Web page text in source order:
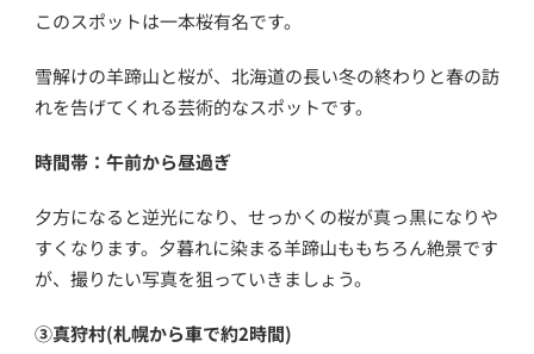
このスポットは一本桜有名です。
雪解けの羊蹄山と桜が、北海道の長い冬の終わりと春の訪
れを告げてくれる芸術的なスポットです。
時間帯：午前から昼過ぎ
夕方になると逆光になり、せっかくの桜が真っ黒になりや
すくなります。夕暮れに染まる羊蹄山ももちろん絶景です
が、撮りたい写真を狙っていきましょう。
③真狩村(札幌から車で約2時間)